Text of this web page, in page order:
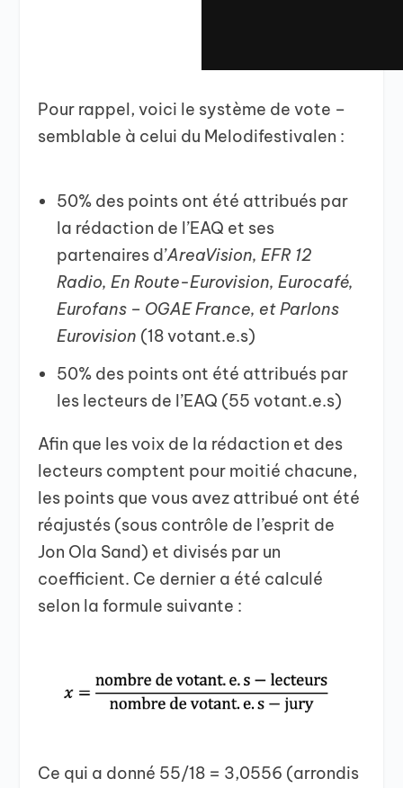
Pour rappel, voici le système de vote –
semblable à celui du Melodifestivalen :
50% des points ont été attribués par
la rédaction de l’EAQ et ses
partenaires d’AreaVision, EFR 12
Radio, En Route-Eurovision, Eurocafé,
Eurofans – OGAE France, et Parlons
Eurovision (18 votant.e.s)
50% des points ont été attribués par
les lecteurs de l’EAQ (55 votant.e.s)
Afin que les voix de la rédaction et des
lecteurs comptent pour moitié chacune,
les points que vous avez attribué ont été
réajustés (sous contrôle de l’esprit de
Jon Ola Sand) et divisés par un
coefficient. Ce dernier a été calculé
selon la formule suivante :
Ce qui a donné 55/18 = 3,0556 (arrondis